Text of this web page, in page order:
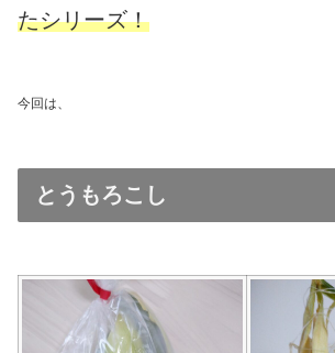
たシリーズ！
今回は、
とうもろこし